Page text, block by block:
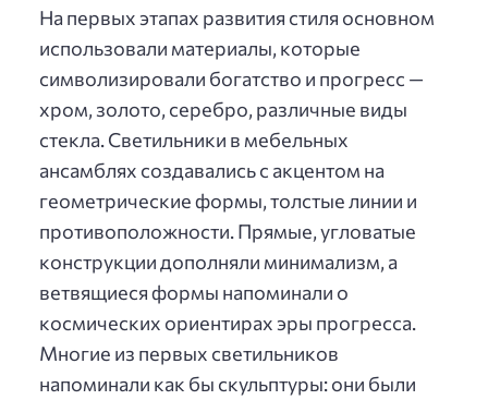
На первых этапах развития стиля основном
использовали материалы, которые
символизировали богатство и прогресс —
хром, золото, серебро, различные виды
стекла. Светильники в мебельных
ансамблях создавались с акцентом на
геометрические формы, толстые линии и
противоположности. Прямые, угловатые
конструкции дополняли минимализм, а
ветвящиеся формы напоминали о
космических ориентирах эры прогресса.
Многие из первых светильников
напоминали как бы скульптуры: они были